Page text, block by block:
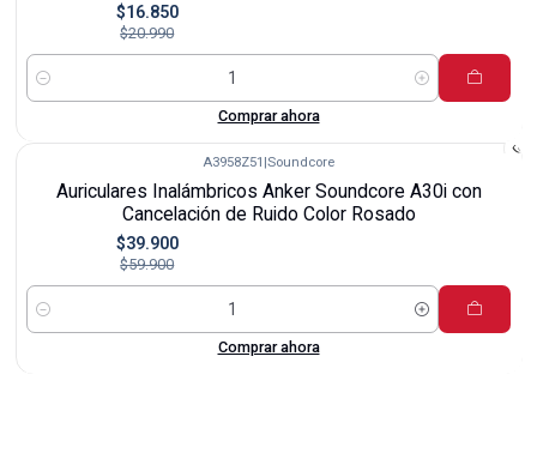
$16.850
$20.990
Cantidad
Comprar ahora
A3958Z51 Soundcore
Auriculares Inalámbricos Anker Soundcore A30i con
Cancelación de Ruido Color Rosado
$39.900
$59.900
Cantidad
Comprar ahora